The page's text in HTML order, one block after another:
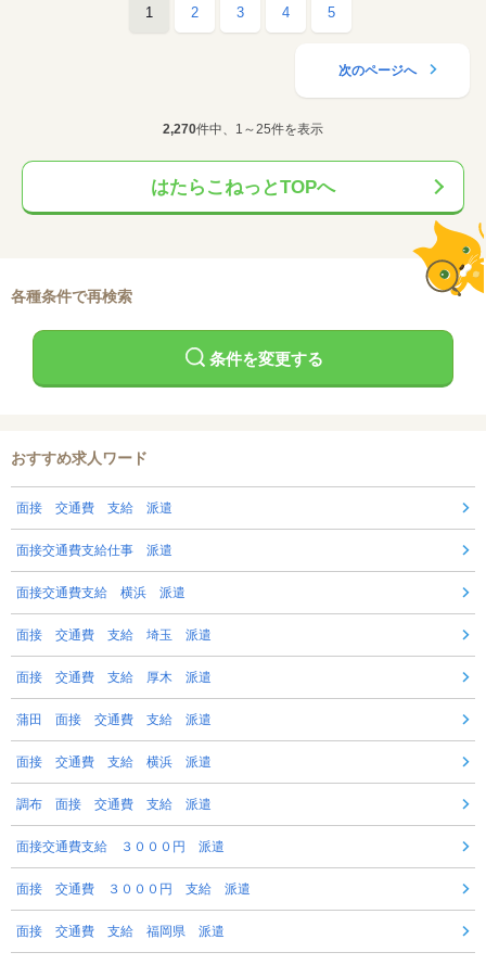
1 2 3 4 5
次のページへ
2,270件中、1～25件を表示
はたらこねっとTOPへ
各種条件で再検索
条件を変更する
おすすめ求人ワード
面接 交通費 支給 派遣
面接交通費支給仕事 派遣
面接交通費支給 横浜 派遣
面接 交通費 支給 埼玉 派遣
面接 交通費 支給 厚木 派遣
蒲田 面接 交通費 支給 派遣
面接 交通費 支給 横浜 派遣
調布 面接 交通費 支給 派遣
面接交通費支給 ３０００円 派遣
面接 交通費 ３０００円 支給 派遣
面接 交通費 支給 福岡県 派遣